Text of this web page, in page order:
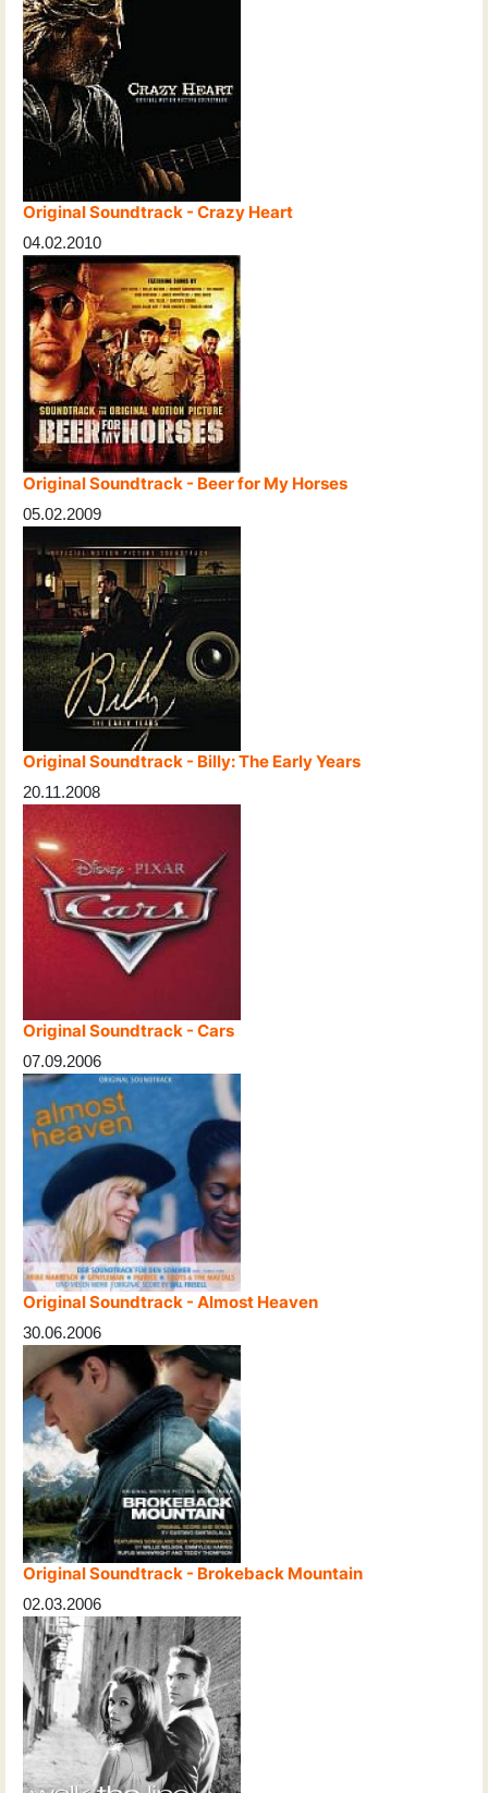
Original Soundtrack - Crazy Heart
04.02.2010
Original Soundtrack - Beer for My Horses
05.02.2009
Original Soundtrack - Billy: The Early Years
20.11.2008
Original Soundtrack - Cars
07.09.2006
Original Soundtrack - Almost Heaven
30.06.2006
Original Soundtrack - Brokeback Mountain
02.03.2006